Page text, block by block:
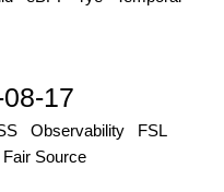
17
Observability
FSL
Fair Source